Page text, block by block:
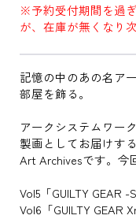
※予約受付期間を過
が、在庫が無くなり
記憶の中のあの名ア
部屋を飾る。
アークシステムワー
製画としてお届けす
Art Archivesです。今
Vol5「GUILTY GEAR -
Vol6「GUILTY GEAR